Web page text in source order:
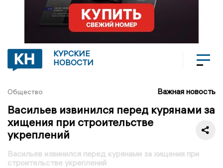
КУРСКИЕ
НОВОСТИ
Общество Важная новость
Васильев извинился перед курянами за
хищения при строительстве
укреплений
Васильев извинился перед курянами за хищения при
строительстве укреплений